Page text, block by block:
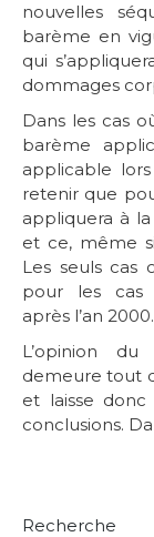
nouvelles
barème en
qui
dommages
Dans les cas
barème
applicable
retenir que
appliquera à
et ce, même
Les seuls cas
pour les cas
après l’an 2000.
L’opinion
demeure tout
et laisse donc
conclusions.
Recherche